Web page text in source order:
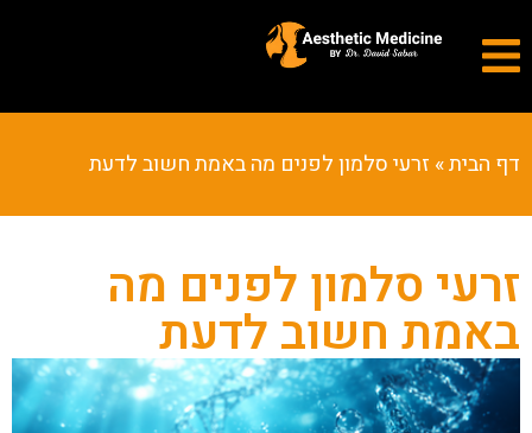
דף הבית» זרעי סלמון לפנים מה באמת חשוב לדעת
זרעי סלמון לפנים מה
באמת חשוב לדעת